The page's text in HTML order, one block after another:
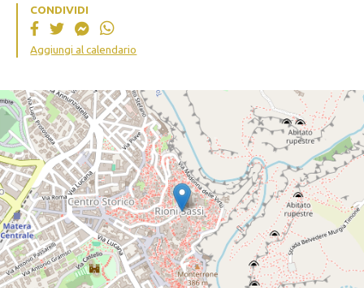
CONDIVIDI
Aggiungi al calendario